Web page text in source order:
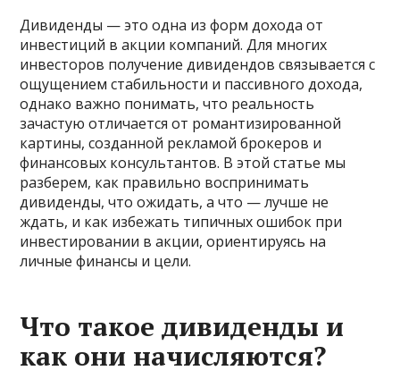
Дивиденды — это одна из форм дохода от
инвестиций в акции компаний. Для многих
инвесторов получение дивидендов связывается с
ощущением стабильности и пассивного дохода,
однако важно понимать, что реальность
зачастую отличается от романтизированной
картины, созданной рекламой брокеров и
финансовых консультантов. В этой статье мы
разберем, как правильно воспринимать
дивиденды, что ожидать, а что — лучше не
ждать, и как избежать типичных ошибок при
инвестировании в акции, ориентируясь на
личные финансы и цели.
Что такое дивиденды и
как они начисляются?